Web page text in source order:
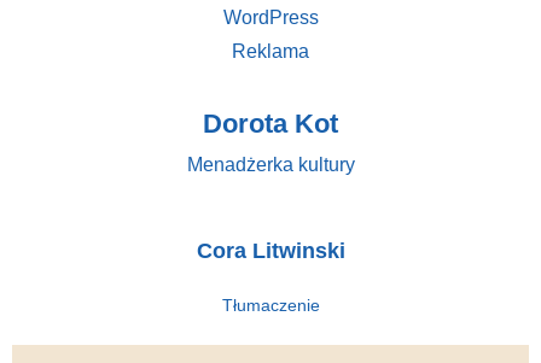
WordPress
Reklama
Dorota Kot
Menadżerka kultury
Cora Litwinski
Tłumaczenie